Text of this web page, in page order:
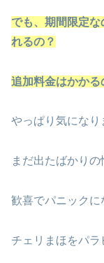
でも、期間限定
れるの？
追加料金はかかる
やっぱり気になり
まだ出たばかり
歓喜でパニックに
チェリまほをパラ